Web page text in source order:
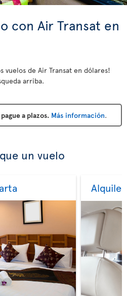
con Air Transat en
vuelos de Air Transat en dólares!
arriba.
a plazos. Más información.
un vuelo